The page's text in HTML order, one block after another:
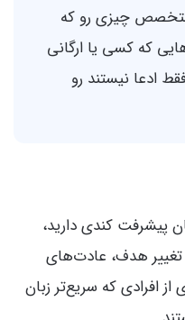
چیزی رو که
که کسی یا ارگانی
ادعا نیستند رو
پیشرفت کندی دارید،
هدف، عادت‌های
افرادی که سریع‌تر زبان